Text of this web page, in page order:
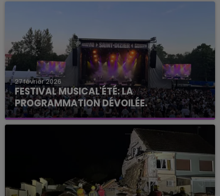
27 février 2026
FESTIVAL MUSICAL'ÉTÉ: LA
PROGRAMMATION DÉVOILÉE.